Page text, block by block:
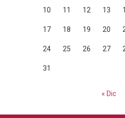
10 11 12 13
17 18 19 20
24 25 26 27
31
« Dic